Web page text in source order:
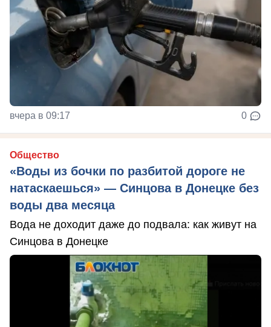
вчера в 09:17 0
Общество
«Воды из бочки по разбитой дороге не
натаскаешься» — Синцова в Донецке без
воды два месяца
Вода не доходит даже до подвала: как живут на
Синцова в Донецке